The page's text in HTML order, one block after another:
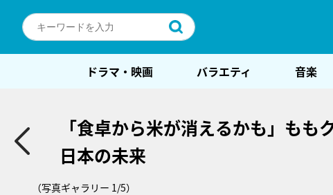
ドラマ・映画 バラエティ 音楽
「食卓から米が消えるかも」も
日本の未来
（写真ギャラリー 1/5）